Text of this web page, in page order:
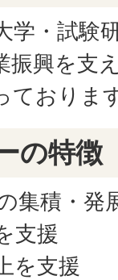
学・試験
振興を支
ておりま
の特徴
集積・発
支援
を支援